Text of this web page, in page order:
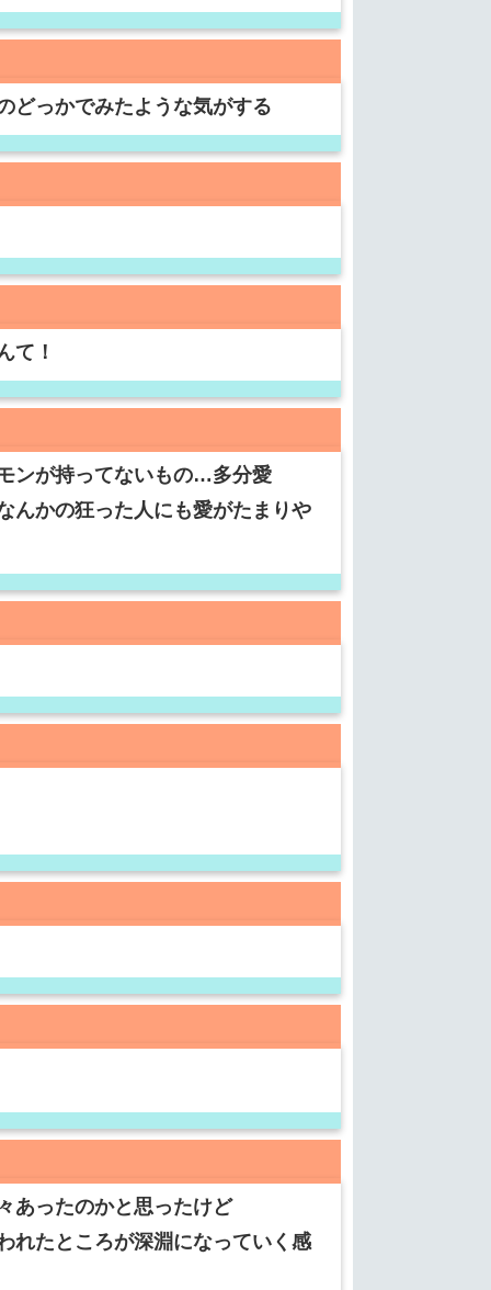
どっかでみたような気がする
て！
ンが持ってないもの…多分愛
んかの狂った人にも愛がたまりや
あったのかと思ったけど
れたところが深淵になっていく感